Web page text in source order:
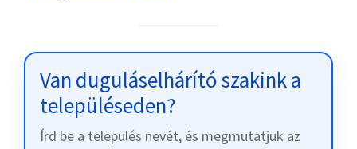
Van duguláselhárító szakink a
településeden?
Írd be a település nevét, és megmutatjuk az